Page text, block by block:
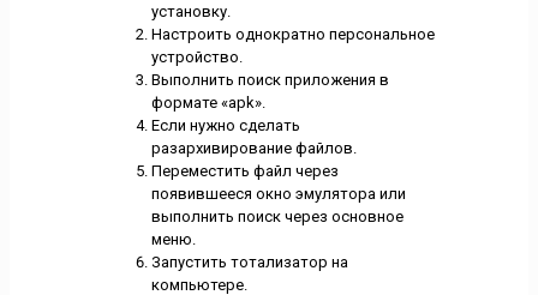
установку.
Настроить однократно персональное
устройство.
Выполнить поиск приложения в
формате «apk».
Если нужно сделать
разархивирование файлов.
Переместить файл через
появившееся окно эмулятора или
выполнить поиск через основное
меню.
Запустить тотализатор на
компьютере.